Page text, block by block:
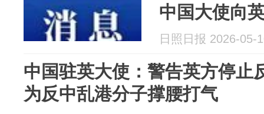
中国大使向
日照日报 2026-05-
中国驻英大使：警告英方停止
为反中乱港分子撑腰打气